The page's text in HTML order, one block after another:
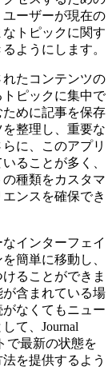
ーザーが現在の
トピックに関す
ようにします。
たコンテンツの
ピックに集中で
めに記事を保存
整理し、重要な
に、このアプリ
ることが多く、
種類をカスタマ
ンスを確保でき
インターフェイ
簡単に移動し、
ることができま
含まれている場
なくてもニュー
て、Journal
で最新の状態を
を提供するよう